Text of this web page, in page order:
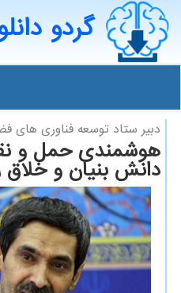
گردو
دبیر ستاد توسعه فناوری های
هوشمندی حمل و
دانش بنیان و خلاق